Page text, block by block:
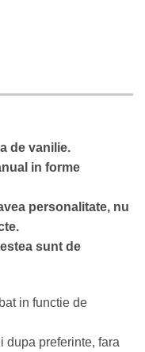
de vanilie.
in forme
personalitate, nu
sunt de
in functie de
dupa preferinte, fara